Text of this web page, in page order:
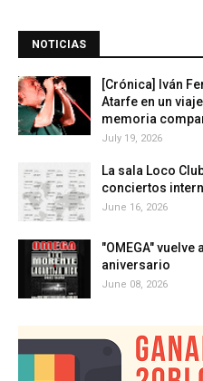
NOTICIAS
[Crónica] Iván
Atarfe en un
memoria
July 19, 2026
La sala Loco
conciertos
June 16, 2026
"OMEGA" vuelve
aniversario
June 08, 2026